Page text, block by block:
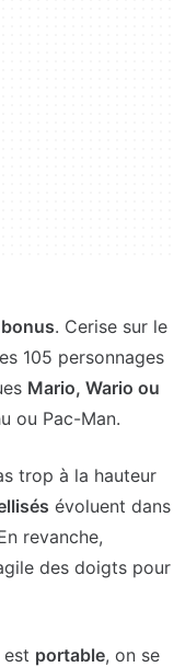
. Cerise sur le
105 personnages
Mario, Wario ou
ou Pac-Man.
trop à la hauteur
évoluent dans
revanche,
des doigts pour
portable, on se